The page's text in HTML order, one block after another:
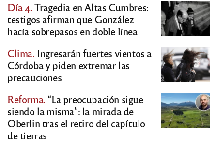
Día 4.Tragedia en Altas Cumbres:
testigos afirman que González
hacía sobrepasos en doble línea
Clima. Ingresarán fuertes vientos a
Córdoba y piden extremar las
precauciones
Reforma. “La preocupación sigue
siendo la misma”: la mirada de
Oberlin tras el retiro del capítulo
de tierras